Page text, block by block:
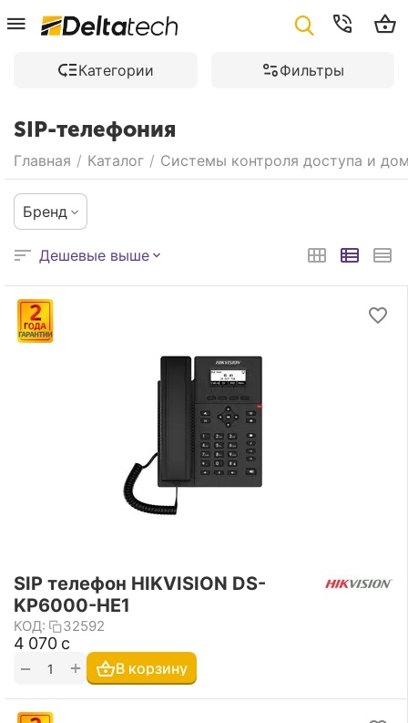
Категории Фильтры
SIP-телефония
Главная / Каталог / Системы контроля доступа и
Бренд
Дешевые выше
SIP телефон HIKVISION DS-
KP6000-HE1
КОД: 32592
4 070 с
+
− В корзину